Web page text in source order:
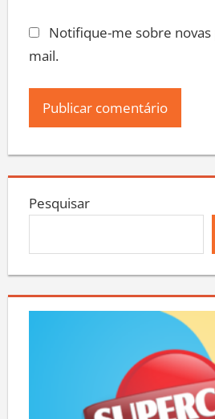
Notifique-me sobre novas
mail.
Pesquisar